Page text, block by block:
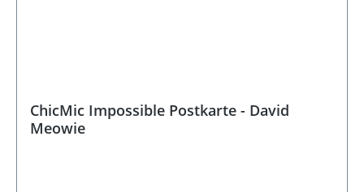
ChicMic Impossible Postkarte - David
Meowie